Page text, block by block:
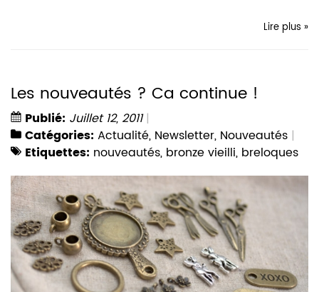
Lire plus »
Les nouveautés ? Ca continue !
Publié: Juillet 12, 2011
Catégories: Actualité, Newsletter, Nouveautés
Etiquettes: nouveautés, bronze vieilli, breloques